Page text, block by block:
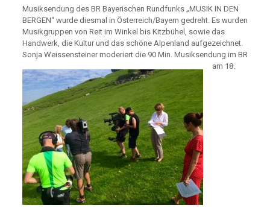
Musiksendung des BR Bayerischen Rundfunks „MUSIK IN DEN
BERGEN“ wurde diesmal in Österreich/Bayern gedreht. Es wurden
Musikgruppen von Reit im Winkel bis Kitzbühel, sowie das
Handwerk, die Kultur und das schöne Alpenland aufgezeichnet.
Sonja Weissensteiner moderiert die 90 Min.Musiksendung im BR
am 18.